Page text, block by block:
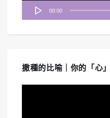
00:00
撒種的比喻｜你的「心